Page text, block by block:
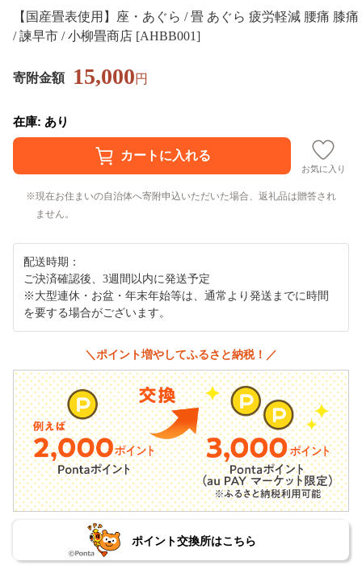
【国産畳表使用】座・あぐら / 畳 あぐら 疲労軽減 腰痛 膝痛
/ 諫早市 / 小柳畳商店 [AHBB001]
寄附金額 15,000円
在庫: あり
お気に入り
現在お住まいの自治体へ寄附申込いただいた場合、返礼品は贈答され
ません。
配送時期：
ご決済確認後、3週間以内に発送予定
※大型連休・お盆・年末年始等は、通常より発送までに時間
を要する場合がございます。
＼ポイント増やしてふるさと納税！／
ポイント交換所はこちら